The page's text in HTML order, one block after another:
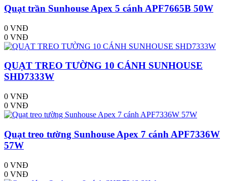
Quạt trần Sunhouse Apex 5 cánh APF7665B 50W
0 VNĐ
0 VNĐ
QUẠT TREO TƯỜNG 10 CÁNH SUNHOUSE
SHD7333W
0 VNĐ
0 VNĐ
Quạt treo tường Sunhouse Apex 7 cánh APF7336W
57W
0 VNĐ
0 VNĐ